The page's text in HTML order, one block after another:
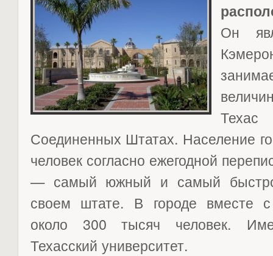
Он
Соединенных Штатах. Население
человек согласно ежегодной
— самый южный и самый
своем штате. В городе вместе с
около 300 тысяч человек.
Техасский университет.